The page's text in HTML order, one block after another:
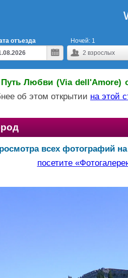
отъезда
2 взрослых
Ночей: 1
Любви (Via dell'Amore)
об этом открытии на этой
всех фотографий
посетите